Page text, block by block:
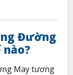
Đường
May tương